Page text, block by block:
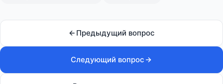
Предыдущий вопрос
Следующий вопрос